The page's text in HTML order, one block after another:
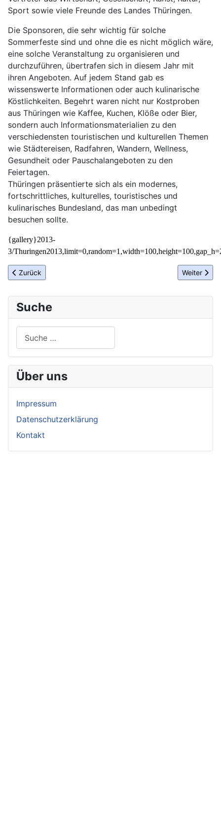
Sport sowie viele Freunde des Landes Thüringen.
Die Sponsoren, die sehr wichtig für solche
Sommerfeste sind und ohne die es nicht möglich wäre,
eine solche Veranstaltung zu organisieren und
durchzuführen, übertrafen sich in diesem Jahr mit
ihren Angeboten. Auf jedem Stand gab es
wissenswerte Informationen oder auch kulinarische
Köstlichkeiten. Begehrt waren nicht nur Kostproben
aus Thüringen wie Kaffee, Kuchen, Klöße oder Bier,
sondern auch Informationsmaterialien zu den
verschiedensten touristischen und kulturellen Themen
wie Städtereisen, Radfahren, Wandern, Wellness,
Gesundheit oder Pauschalangeboten zu den
Feiertagen.
Thüringen präsentierte sich als ein modernes,
fortschrittliches, kulturelles, touristisches und
kulinarisches Bundesland, das man unbedingt
besuchen sollte.
{gallery}2013-
3/
Vorheriger Beitrag: Estland – Partnerland der Grünen Woche
Zurück Nächster
Weiter
Suche
Über uns
Impressum
Datenschutzerklärung
Kontakt